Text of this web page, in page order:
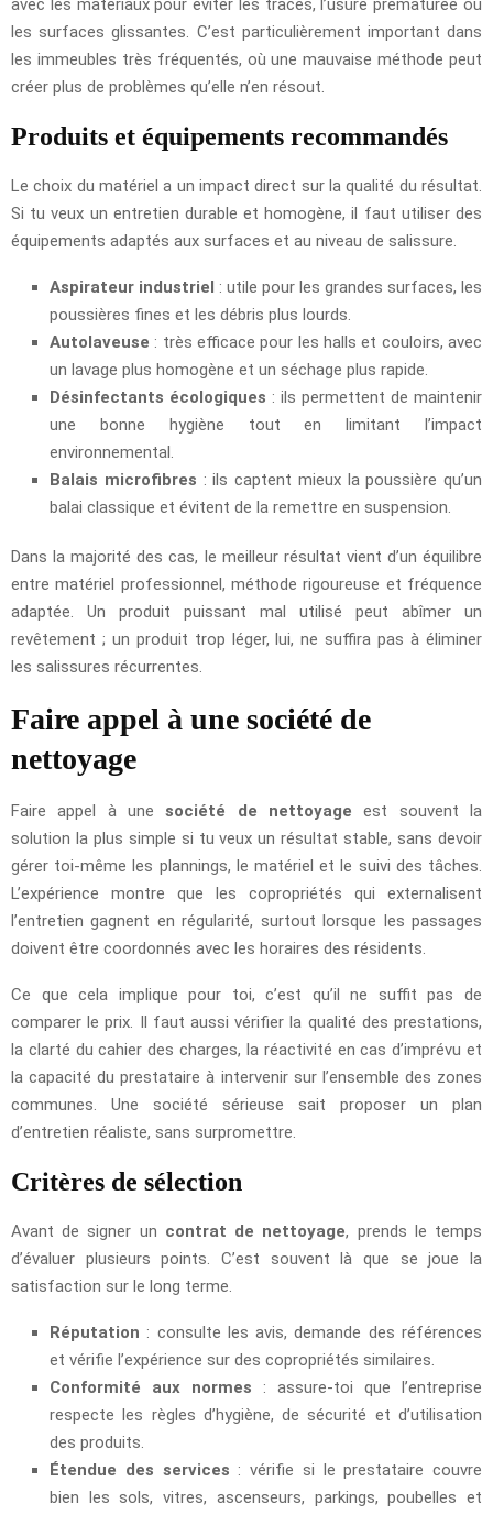
les surfaces glissantes. C’est particulièrement important dans
les immeubles très fréquentés, où une mauvaise méthode peut
créer plus de problèmes qu’elle n’en résout.
Produits et équipements recommandés
Le choix du matériel a un impact direct sur la qualité du résultat.
Si tu veux un entretien durable et homogène, il faut utiliser des
équipements adaptés aux surfaces et au niveau de salissure.
Aspirateur industriel : utile pour les grandes surfaces, les
poussières fines et les débris plus lourds.
Autolaveuse : très efficace pour les halls et couloirs, avec
un lavage plus homogène et un séchage plus rapide.
Désinfectants écologiques : ils permettent de maintenir
une bonne hygiène tout en limitant l’impact
environnemental.
Balais microfibres : ils captent mieux la poussière qu’un
balai classique et évitent de la remettre en suspension.
Dans la majorité des cas, le meilleur résultat vient d’un équilibre
entre matériel professionnel, méthode rigoureuse et fréquence
adaptée. Un produit puissant mal utilisé peut abîmer un
revêtement ; un produit trop léger, lui, ne suffira pas à éliminer
les salissures récurrentes.
Faire appel à une société de
nettoyage
Faire appel à unesociété de nettoyage est souvent la
solution la plus simple si tu veux un résultat stable, sans devoir
gérer toi-même les plannings, le matériel et le suivi des tâches.
L’expérience montre que les copropriétés qui externalisent
l’entretien gagnent en régularité, surtout lorsque les passages
doivent être coordonnés avec les horaires des résidents.
Ce que cela implique pour toi, c’est qu’il ne suffit pas de
comparer le prix. Il faut aussi vérifier la qualité des prestations,
la clarté du cahier des charges, la réactivité en cas d’imprévu et
la capacité du prestataire à intervenir sur l’ensemble des zones
communes. Une société sérieuse sait proposer un plan
d’entretien réaliste, sans surpromettre.
Critères de sélection
Avant de signer un contrat de nettoyage, prends le temps
d’évaluer plusieurs points. C’est souvent là que se joue la
satisfaction sur le long terme.
Réputation : consulte les avis, demande des références
et vérifie l’expérience sur des copropriétés similaires.
Conformité aux normes : assure-toi que l’entreprise
respecte les règles d’hygiène, de sécurité et d’utilisation
des produits.
Étendue des services : vérifie si le prestataire couvre
bien les sols, vitres, ascenseurs, parkings, poubelles et